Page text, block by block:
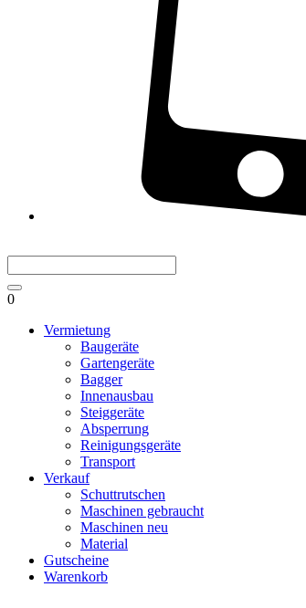
0
Vermietung
Baugeräte
Gartengeräte
Bagger
Innenausbau
Steiggeräte
Absperrung
Reinigungsgeräte
Transport
Verkauf
Schuttrutschen
Maschinen gebraucht
Maschinen neu
Material
Gutscheine
Warenkorb